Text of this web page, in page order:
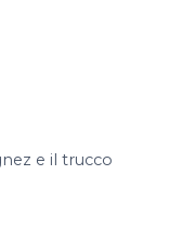
e il trucco